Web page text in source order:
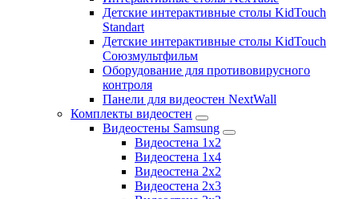
Детские интерактивные столы KidTouch
Standart
Детские интерактивные столы KidTouch
Союзмультфильм
Оборудование для противовирусного
контроля
Панели для видеостен NextWall
Комплекты видеостен
Видеостены Samsung
Видеостена 1x2
Видеостена 1x4
Видеостена 2x2
Видеостена 2х3